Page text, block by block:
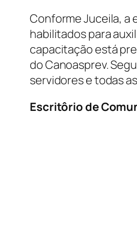
Conforme Juceila, a
habilitados para
capacitação está
do Canoasprev.
servidores e todas
Escritôrio de